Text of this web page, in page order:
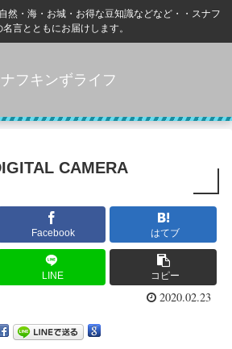
然・海・お城・お得な豆知識などなど・・スナフ
名言とともにお届けします。
ナフキンずライフ
CAMERA
Facebook はてブ
LINE コピー
2020.02.23